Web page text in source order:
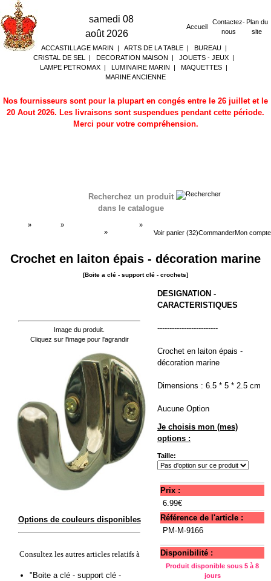
samedi 08
août 2026
Accueil
Contactez-
nous
Plan du
site
ACCASTILLAGE MARIN | ARTS DE LA TABLE| BUREAU|
CRISTAL DE SEL
| DECORATION MAISON | JOUETS - JEUX |
LAMPE PETROMAX | LUMINAIRE MARIN | MAQUETTES |
MARINE ANCIENNE
Nos fournisseurs sont pour la plupart en congés entre le 26 juillet et le
20 Aout 2026. Les livraisons sont suspendues pendant cette période.
Merci pour votre compréhension.
Recherchez un produit
dans le catalogue
Voir panier (32)CommanderMon compte
» »
»
»
Crochet en laiton épais - décoration marine
[Boite a clé - support clé - crochets]
Image du produit.
Cliquez sur l'image pour l'agrandir
Options de couleurs disponibles
Consultez les autres articles relatifs à
"Boite a clé - support clé -
DESIGNATION -
CARACTERISTIQUES
-------------------------
Crochet en laiton épais -
décoration marine
Dimensions : 6.5 * 5 * 2.5 cm
Aucune Option
Je choisis mon (mes)
options :
Taille:
Prix :
6.99€
Référence de l'article :
PM-M-9166
Disponibilité :
Produit disponible sous 5 à 8
jours